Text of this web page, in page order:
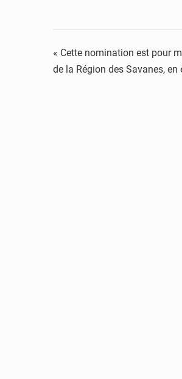
« Cette nomination est pour
de la Région des Savanes,